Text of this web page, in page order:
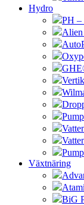
Hydro
PH –
Alien
Växtnäring
Atami
BiG